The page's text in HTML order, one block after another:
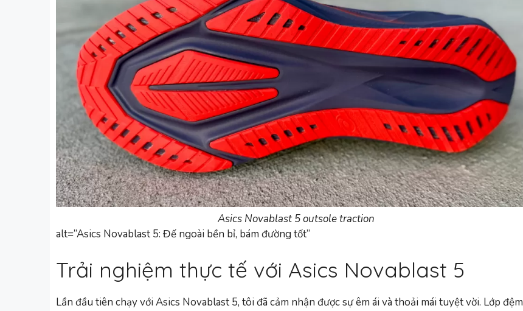
Asics Novablast 5 outsole traction
alt=”Asics Novablast 5: Đế ngoài bền bỉ, bám đường tốt”
Trải nghiệm thực tế với Asics Novablast 5
Lần đầu tiên chạy với Asics Novablast 5, tôi đã cảm nhận được sự êm ái và thoải mái tuyệt vời. Lớp đệm